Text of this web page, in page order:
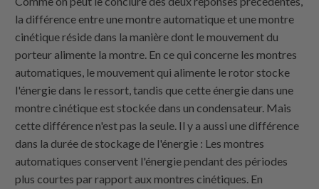
la différence entre une montre automatique et une montre
cinétique réside dans la manière dont le mouvement du
porteur alimente la montre. En ce qui concerne les montres
automatiques, le mouvement qui alimente le rotor stocke
l'énergie dans le ressort, tandis que cette énergie dans une
montre cinétique est stockée dans un condensateur. Mais
cette différence n'est pas la seule. Il y a aussi une différence
dans la durée de stockage de l'énergie : Les montres
automatiques conservent l'énergie pendant des périodes
plus courtes par rapport aux montres cinétiques. En